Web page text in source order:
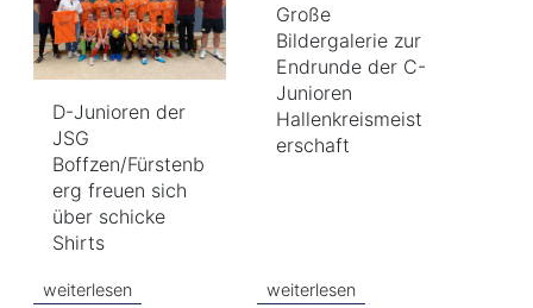
D-Junioren der
JSG
Boffzen/Fürstenb
erg freuen sich
über schicke
Shirts
weiterlesen
Große
Bildergalerie zur
Endrunde der C-
Junioren
Hallenkreismeist
erschaft
weiterlesen